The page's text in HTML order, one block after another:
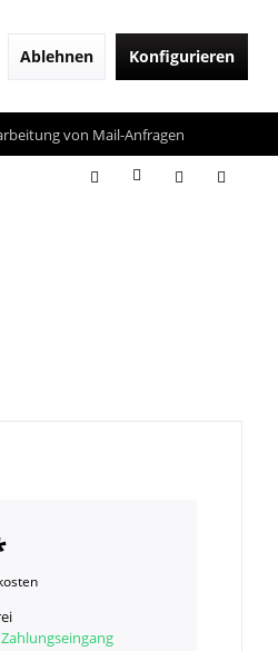
Ablehnen Konfigurieren
von Mail-Anfragen